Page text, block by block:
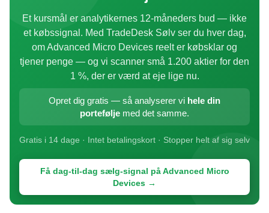
Et kursmål er analytikernes 12-måneders bud — ikke
et købssignal. Med TradeDesk Sølv ser du hver dag,
om Advanced Micro Devices reelt er købsklar og
tjener penge — og vi scanner små 1.200 aktier for den
1 %, der er værd at eje lige nu.
Opret dig gratis — så analyserer vi hele din
portefølje med det samme.
Gratis i 14 dage · Intet betalingskort · Stopper helt af sig selv
Få dag-til-dag sælg-signal på Advanced Micro
Devices →